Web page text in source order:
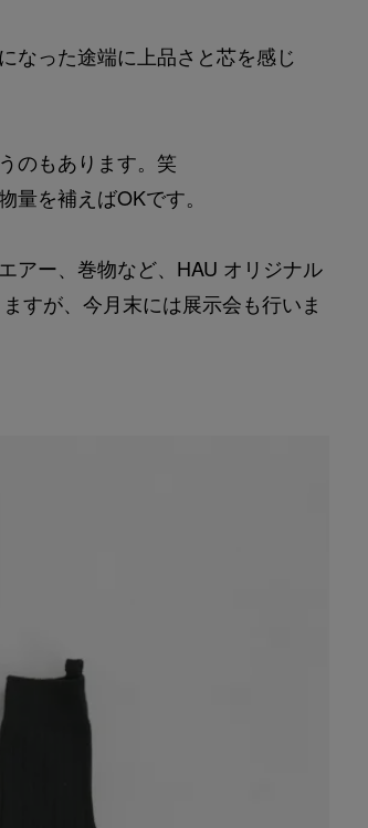
なった途端に上品さと芯を感じ
のもあります。笑
を補えばOKです。
アー、巻物など、HAU オリジナル
すが、今月末には展示会も行いま